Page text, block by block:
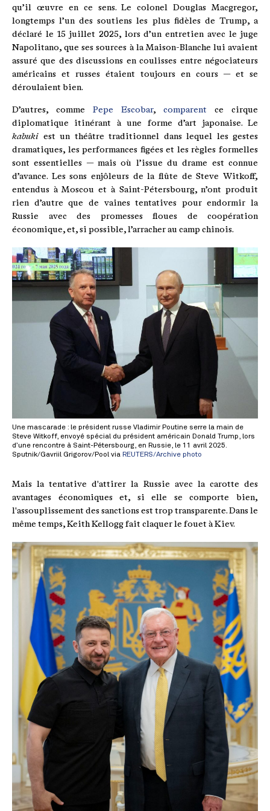
qu’il œuvre en ce sens. Le colonel Douglas Macgregor,
longtemps l’un des soutiens les plus fidèles de Trump, a
déclaré le 15 juillet 2025, lors d’un entretien avec le juge
Napolitano, que ses sources à la Maison-Blanche lui avaient
assuré que des discussions en coulisses entre négociateurs
américains et russes étaient toujours en cours — et se
déroulaient bien.
D’autres, comme Pepe Escobar, comparent ce cirque
diplomatique itinérant à une forme d’art japonaise. Le
kabuki est un théâtre traditionnel dans lequel les gestes
dramatiques, les performances figées et les règles formelles
sont essentielles — mais où l’issue du drame est connue
d’avance. Les sons enjôleurs de la flûte de Steve Witkoff,
entendus à Moscou et à Saint-Pétersbourg, n’ont produit
rien d’autre que de vaines tentatives pour endormir la
Russie avec des promesses floues de coopération
économique, et, si possible, l’arracher au camp chinois.
Une mascarade : le président russe Vladimir Poutine serre la main de
Steve Witkoff, envoyé spécial du président américain Donald Trump, lors
d’une rencontre à Saint-Pétersbourg, en Russie, le 11 avril 2025.
Sputnik/Gavriil Grigorov/Pool via REUTERS/Archive photo
Mais la tentative d'attirer la Russie avec la carotte des
avantages économiques et, si elle se comporte bien,
l'assouplissement des sanctions est trop transparente. Dans le
même temps, Keith Kellogg fait claquer le fouet à Kiev.